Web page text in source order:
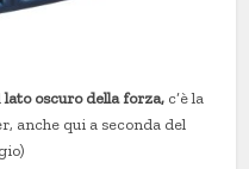
lato oscuro della forza, c’è la
anche qui a seconda del